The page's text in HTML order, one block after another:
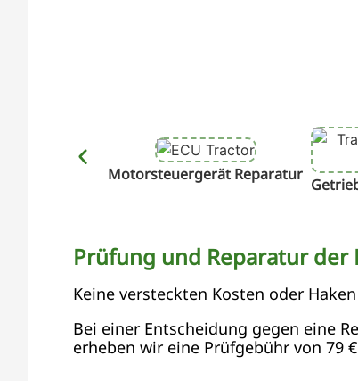
Motorsteuergerät Reparatur
Prüfung und Reparatur der
Keine versteckten Kosten oder
Bei einer Entscheidung gegen eine
erheben wir eine Prüfgebühr von 79